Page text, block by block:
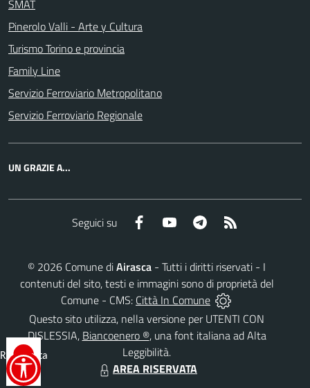
SMAT
Pinerolo Valli - Arte y Cultura
Turismo Torino e provincia
Family Line
Servizio Ferroviario Metropolitano
Servizio Ferroviario Regionale
UN GRAZIE A...
Seguici su Facebook YouTube Telegram
© 2026 Comune diAirasca - Tutti i diritti riservati - I
contenuti del sito, testi e immagini sono di proprietà del
Comune - CMS: Città In Comune
Questo sito utilizza, nella versione per UTENTI CON
DISLESSIA, Biancoenero ®, una font italiana ad Alta
Leggibilità.
AREA RISERVATA
Reimposta
tutto